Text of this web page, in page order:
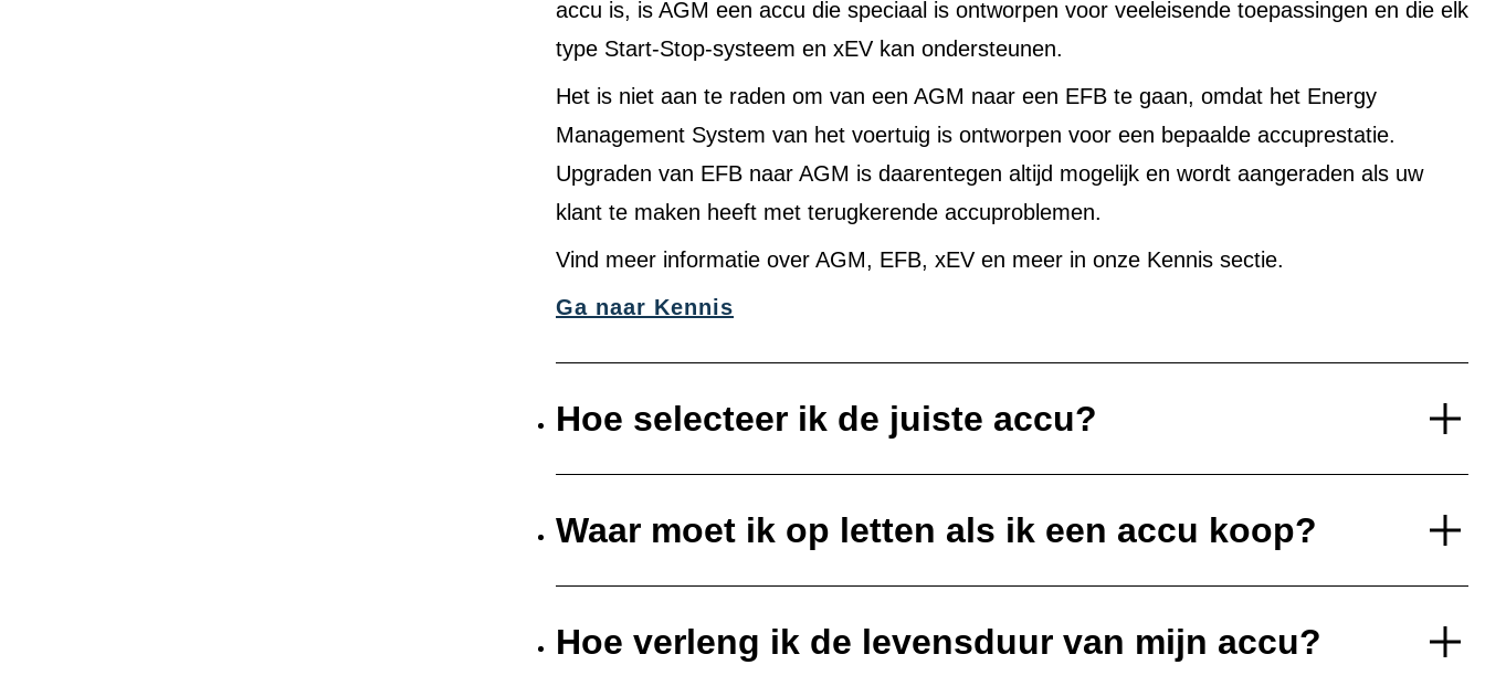
accu is, is AGM een accu die speciaal is ontworpen voor veeleisende toepassingen en die elk
type Start-Stop-systeem en xEV kan ondersteunen.
Het is niet aan te raden om van een AGM naar een EFB te gaan, omdat het Energy
Management System van het voertuig is ontworpen voor een bepaalde accuprestatie.
Upgraden van EFB naar AGM is daarentegen altijd mogelijk en wordt aangeraden als uw
klant te maken heeft met terugkerende accuproblemen.
Vind meer informatie over AGM, EFB, xEV en meer in onze Kennis sectie.
Ga naar Kennis
Hoe selecteer ik de juiste accu?
Waar moet ik op letten als ik een accu koop?
Hoe verleng ik de levensduur van mijn accu?